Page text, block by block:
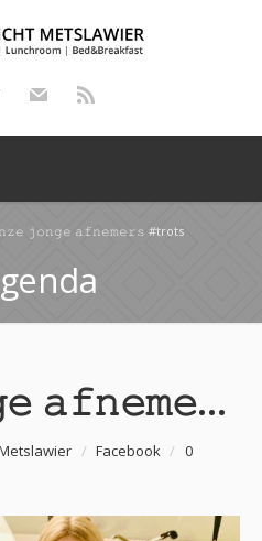
𝚓𝚘𝚗𝚐𝚎 𝚊𝚏𝚗𝚎𝚖𝚎𝚛𝚜 #trots
𝙾𝚗𝚣𝚎 𝚓𝚘𝚗𝚐𝚎 𝚊𝚏𝚗𝚎𝚖𝚎𝚛𝚜 #trots
/ Facebook / 0